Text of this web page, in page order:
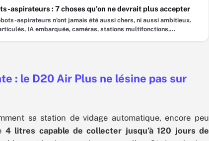
aspirateurs : 7 choses qu’on ne devrait plus accepter
aspirateurs n’ont jamais été aussi chers, ni aussi ambitieux.
IA embarquée, caméras, stations multifonctions,
: le D20 Air Plus ne lésine pas sur
sa station de vidage automatique, encore peu
4 litres capable de collecter jusqu’à 120 jours de